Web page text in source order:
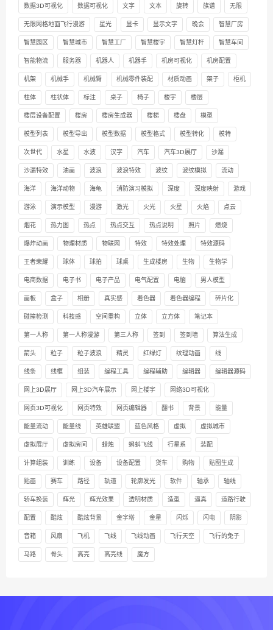
数据3D可视化 数据可视化 文字 文本 旋转 族谱 无限
无限网格地面飞行漫游 星光 显卡 显示文字 晚会 智慧厂房
智慧园区 智慧城市 智慧工厂 智慧楼宇 智慧灯杆 智慧车间
智能物流 服务器 机器人 机器手 机房可视化 机房配置
机架 机械手 机械臂 机械零件装配 材质动画 架子 柜机
柱体 柱状体 标注 桌子 椅子 楼宇 楼层
楼层设备配置 楼房 楼房生成器 楼梯 楼盘 模型
模型列表 模型导出 模型数据 模型格式 模型转化 模特
次世代 水星 水波 汉字 汽车 汽车3D展厅 沙漏
沙漏特效 油画 波浪 波浪特效 波纹 波纹模拟 流动
海洋 海洋动物 海龟 消防演习模拟 深度 深度映射 游戏
游泳 演示模型 漫游 激光 火光 火星 火焰 点云
烟花 热力图 热点 热点交互 热点说明 照片 燃烧
爆炸动画 物理材质 物联网 特效 特效处理 特效源码
王者荣耀 球体 球拍 球桌 生成楼房 生物 生物学
电商数据 电子书 电子产品 电气配置 电脑 男人模型
画板 盒子 相册 真实感 着色器 着色器编程 碎片化
碰撞检测 科技感 空间重构 立体 立方体 笔记本
第一人称 第一人称漫游 第三人称 签到 签到墙 算法生成
箭头 粒子 粒子波浪 精灵 红绿灯 纹理动画 线
线条 线框 组装 编程工具 编程辅助 编辑器 编辑器源码
网上3D展厅 网上3D汽车展示 网上楼宇 网络3D可视化
网页3D可视化 网页特效 网页编辑器 翻书 背景 能量
能量流动 能量线 英雄联盟 蓝色风格 虚拟 虚拟城市
虚拟展厅 虚拟房间 蜡烛 蝌蚪飞线 行星系 装配
计算组装 训练 设备 设备配置 货车 购物 贴图生成
贴画 赛车 路径 轨道 轮廓发光 软件 轴承 轴线
轿车换装 辉光 辉光效果 透明材质 造型 逼真 道路行驶
配置 酷炫 酷炫背景 金字塔 金星 闪烁 闪电 阴影
音箱 风扇 飞机 飞线 飞线动画 飞行天空 飞行的兔子
马路 骨头 高亮 高亮线 魔方